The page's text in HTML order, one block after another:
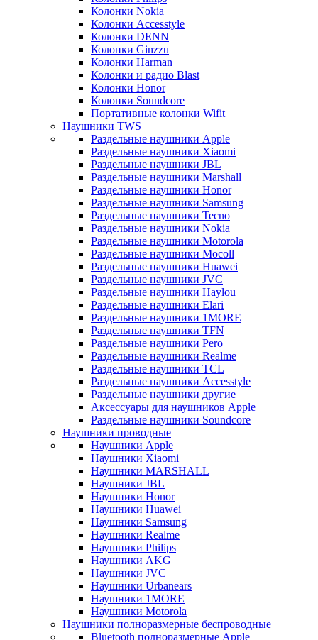
Колонки Nokia
Колонки Accesstyle
Колонки DENN
Колонки Ginzzu
Колонки Harman
Колонки и радио Blast
Колонки Honor
Колонки Soundcore
Портативные колонки Wifit
Наушники TWS
Раздельные наушники Apple
Раздельные наушники Xiaomi
Раздельные наушники JBL
Раздельные наушники Marshall
Раздельные наушники Honor
Раздельные наушники Samsung
Раздельные наушники Tecno
Раздельные наушники Nokia
Раздельные наушники Motorola
Раздельные наушники Mocoll
Раздельные наушники Huawei
Раздельные наушники JVC
Раздельные наушники Haylou
Раздельные наушники Elari
Раздельные наушники 1MORE
Раздельные наушники TFN
Раздельные наушники Pero
Раздельные наушники Realme
Раздельные наушники TCL
Раздельные наушники Accesstyle
Раздельные наушники другие
Аксессуары для наушников Apple
Раздельные наушники Soundcore
Наушники проводные
Наушники Apple
Наушники Xiaomi
Наушники MARSHALL
Наушники JBL
Наушники Honor
Наушники Huawei
Наушники Samsung
Наушники Realme
Наушники Philips
Наушники AKG
Наушники JVC
Наушники Urbanears
Наушники 1MORE
Наушники Motorola
Наушники полноразмерные беспроводные
Bluetooth полноразмерные Apple